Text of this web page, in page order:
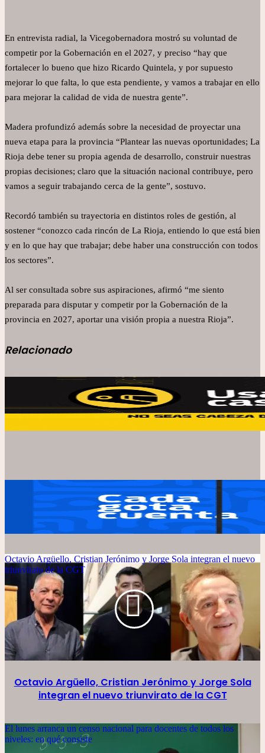
En entrevista radial, la Vicegobernadora mostró su voluntad de
competir por la Gobernación en el 2027, y preciso “hay que
fortalecer lo bueno que hizo Ricardo Quintela, y por supuesto
mejorar lo que falta, lo que esta pendiente, y vamos a trabajar en ello
para mejorar la calidad de vida de nuestra gente”.
Madera profundizó además sobre la necesidad de proyectar una
nueva etapa para la provincia “Plantear las nuevas oportunidades; La
Rioja debe tener su propia agenda de desarrollo, construir nuestras
propias decisiones; claro que la situación nacional contribuye, pero
vamos a seguir trabajando cerca de la gente”, sostuvo.
Recordó también su trayectoria en distintos roles de gestión, al
sostener “conozco cada rincón de La Rioja, entiendo lo que está bien
y en lo que hay que trabajar; debe haber una construcción con todos
los sectores”.
Al ser consultada sobre sus aspiraciones, afirmó “me siento
preparada para disputar y competir por la Gobernación de la
provincia en 2027, aportar una visión propia a nuestra Rioja”.
Relacionado
Octavio Argüello, Cristian Jerónimo y Jorge Sola integran el nuevo
triunvirato de la CGT
Octavio Argüello, Cristian Jerónimo y Jorge Sola
integran el nuevo triunvirato de la CGT
El lunes arranca un censo nacional para docentes de todos los
niveles: en qué consiste